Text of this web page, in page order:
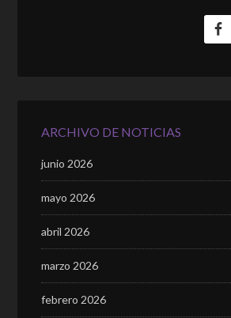
ARCHIVO DE NOTICIAS
junio 2026
mayo 2026
abril 2026
marzo 2026
febrero 2026